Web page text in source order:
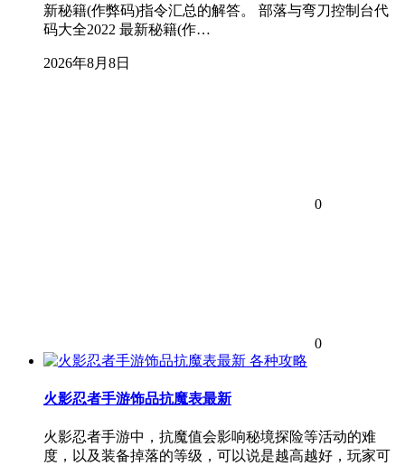
新秘籍(作弊码)指令汇总的解答。 部落与弯刀控制台代
码大全2022 最新秘籍(作…
2026年8月8日
0
0
各种攻略
火影忍者手游饰品抗魔表最新
火影忍者手游中，抗魔值会影响秘境探险等活动的难
度，以及装备掉落的等级，可以说是越高越好，玩家可